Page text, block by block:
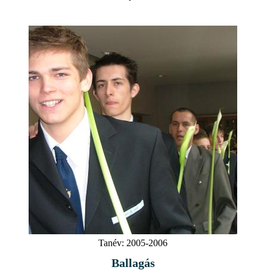
Tanév: 2005-2006
Ballagás